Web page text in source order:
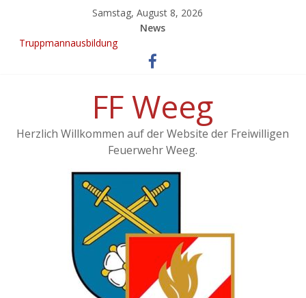
Samstag, August 8, 2026
News
Truppmannausbildung
Ergebnisse vom 21. KuppelCup
EINSATZ: Brand landwirtschaftliches Objekt – Haag/Hausruck
Übung – Alarmstufe 3FF Weeg
Herzlich Willkommen auf der Website der Freiwilligen
Feuerwehr Weeg.